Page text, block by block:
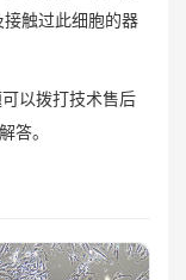
触过此细胞的器
以拨打技术售后
答。